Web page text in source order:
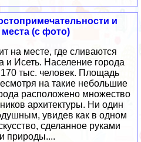
и
(с фото)
на месте, где сливаются
и Исеть. Население города
тыс. человек. Площадь
на такие небольшие
расположено множество
архитектуры. Ни один
увидев как в одном
сделанное руками
природы....